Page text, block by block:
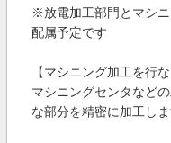
※放電加工部門とマシ
配属予定です
【マシニング加工を行
マシニングセンタなど
な部分を精密に加工しま